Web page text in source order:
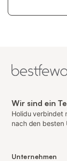
Wir sind ein
Holidu verbindet
nach den besten
Unternehmen